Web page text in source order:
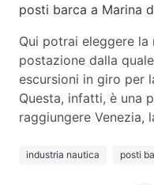
posti barca a Marina
Qui potrai eleggere
postazione dalla
escursioni in giro per
Questa, infatti, è una
raggiungere Venezia,
industria nautica posti